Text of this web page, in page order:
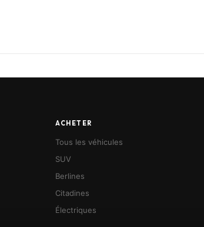
ACHETER
Tous les véhicules
SUV
Berlines
Citadines
Électriques